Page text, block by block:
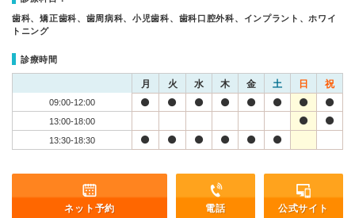
歯科、矯正歯科、歯周病科、小児歯科、歯科口腔外科、インプラント、ホワイ
トニング
診療時間
月 火 水 木 金 土 日 祝
09:00-12:00
13:00-18:00
13:30-18:30
ネット予約 電話 公式サイト